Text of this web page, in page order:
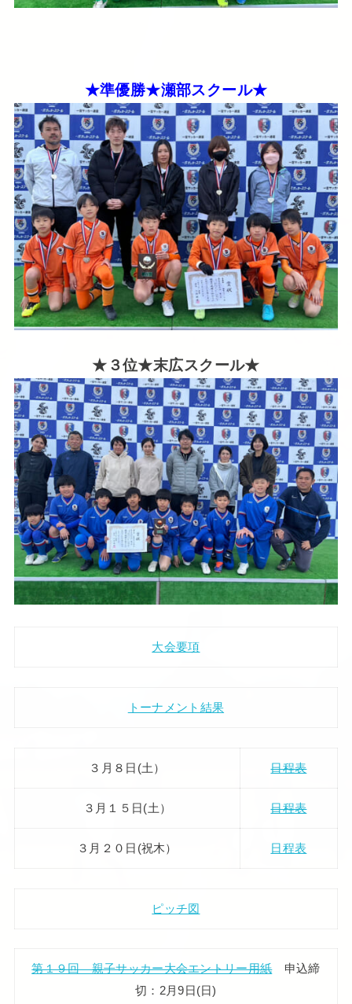
★準優勝★瀬部スクール★
★３位★末広スクール★
大会要項
トーナメント結果
３月８日(土） 日程表
３月１５日(土） 日程表
３月２０日(祝木） 日程表
ピッチ図
第１９回 親子サッカー大会エントリー用紙申込締
切：2月9日(日)